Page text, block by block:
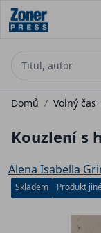
Domů / Volný čas
Kouzlení s
Alena Isabella
Skladem Produkt